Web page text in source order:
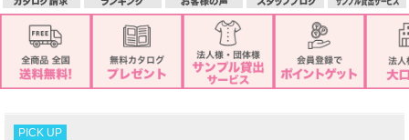
PICK UP